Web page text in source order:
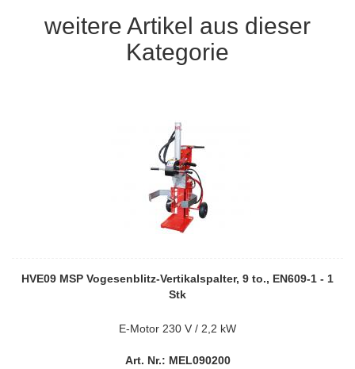
weitere Artikel aus dieser
Kategorie
HVE09 MSP Vogesenblitz-Vertikalspalter, 9 to., EN609-1 - 1
Stk
E-Motor 230 V / 2,2 kW
Art. Nr.: MEL090200